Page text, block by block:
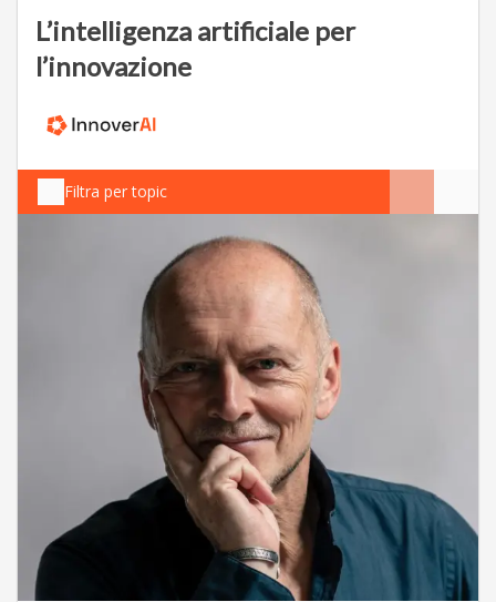
L’intelligenza artificiale per
l’innovazione
Filtra per topic